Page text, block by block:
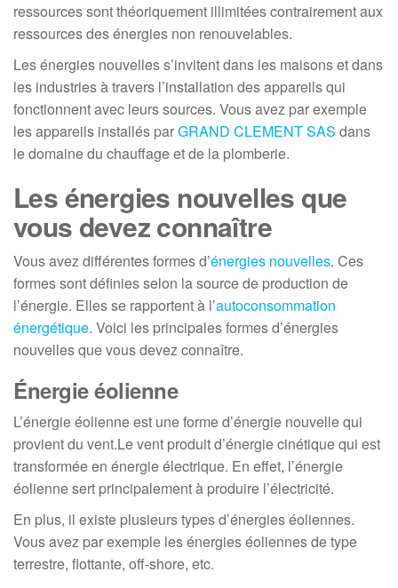
ressources sont théoriquement illimitées contrairement aux
ressources des énergies non renouvelables.
Les énergies nouvelles s’invitent dans les maisons et dans
les industries à travers l’installation des appareils qui
fonctionnent avec leurs sources. Vous avez par exemple
les appareils installés parGRAND CLEMENT SAS dans
le domaine du chauffage et de la plomberie.
Les énergies nouvelles que
vous devez connaître
Vous avez différentes formes d’énergies nouvelles. Ces
formes sont définies selon la source de production de
l’énergie. Elles se rapportent à l’autoconsommation
énergétique. Voici les principales formes d’énergies
nouvelles que vous devez connaître.
Énergie éolienne
L’énergie éolienne est une forme d’énergie nouvelle qui
provient du vent.Le vent produit d’énergie cinétique qui est
transformée en énergie électrique. En effet, l’énergie
éolienne sert principalement à produire l’électricité.
En plus, il existe plusieurs types d’énergies éoliennes.
Vous avez par exemple les énergies éoliennes de type
terrestre, flottante, off-shore, etc.